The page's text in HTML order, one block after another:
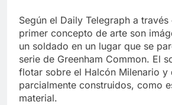
Según el Daily Telegraph a través
primer concepto de arte son
un soldado en un lugar que se
serie de Greenham Common. El
flotar sobre el Halcón Milenario y
parcialmente construidos, como
material.